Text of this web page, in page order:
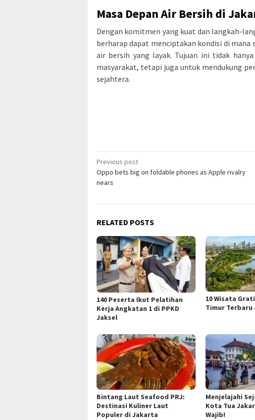
Masa Depan Air Bersih di
Dengan komitmen yang kuat dan langkah-
berharap dapat menciptakan kondisi di
air bersih yang layak. Tujuan ini tidak
masyarakat, tetapi juga untuk mendukung
sejahtera.
Post
navigation
Previous post
Oppo bets big on foldable phones as Apple rivalry
nears
RELATED POSTS
140 Peserta Ikut Pelatihan
Kerja Angkatan 1 di PPKD
Jaksel
10 Wisata
Timur Terbaru
Bintang Laut Seafood PRJ:
Destinasi Kuliner Laut
Populer di Jakarta
Menjelajahi
Kota Tua
Wajib!